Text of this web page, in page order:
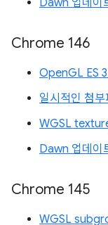
Dawn 업데이
Chrome 146
OpenGL ES
일시적인 첨부
WGSL
Dawn 업데이
Chrome 145
WGSL